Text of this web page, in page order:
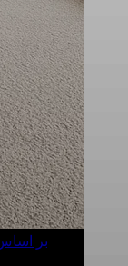
بر